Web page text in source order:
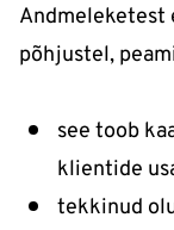
Andmeleketest
põhjustel,
see toob
klientide
tekkinud